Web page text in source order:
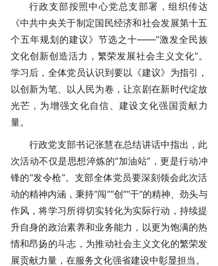
行政支部按照中心党总支部署，组织传达
《中共中央关于制定国民经济和社会发展第十五
个五年规划的建议》节选之十——“激发全民族
文化创新创造活力，繁荣发展社会主义文化”。
学习后，全体党员认识到要以《建议》为指引，
以创新为笔、以人民为卷，让京剧在新时代绽放
光芒，为增强文化自信、建设文化强国贡献力
量。
行政党支部书记张慧在总结讲话中指出，此
次活动不仅是思想淬炼的“加油站”，更是行动冲
锋的“发令枪”。支部全体党员要深刻领会此次活
动的精神内涵，秉持“闯”“创”“干”的精神、劲头与
作风，将学习所得切实转化为实际行动，持续提
升自身的政治素养和业务能力，以更为饱满的热
情和昂扬的斗志，为推动社会主义文化的繁荣发
展贡献力量，在服务文化强省建设中彰显担当。